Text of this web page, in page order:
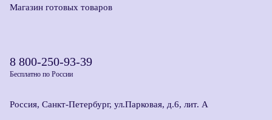
Магазин готовых товаров
8 800-250-93-39
Бесплатно по России
Россия, Санкт-Петербург, ул.Парковая, д.6, лит. А